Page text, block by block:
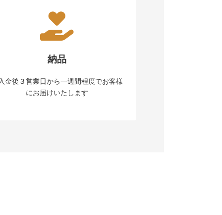
納品
金後３営業日から一週間程度でお客様
にお届けいたします